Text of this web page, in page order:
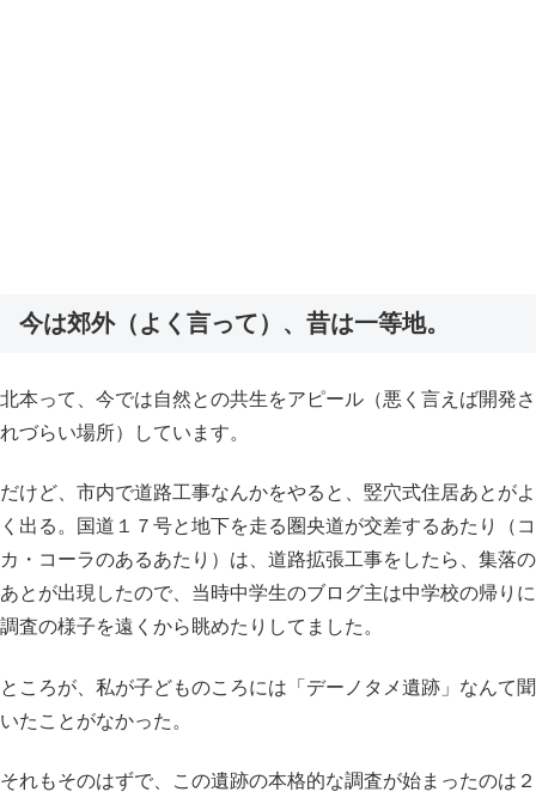
今は郊外（よく言って）、昔は一等地。
北本って、今では自然との共生をアピール（悪く言えば開発さ
れづらい場所）しています。
だけど、市内で道路工事なんかをやると、竪穴式住居あとがよ
く出る。国道１７号と地下を走る圏央道が交差するあたり（コ
カ・コーラのあるあたり）は、道路拡張工事をしたら、集落の
あとが出現したので、当時中学生のブログ主は中学校の帰りに
調査の様子を遠くから眺めたりしてました。
ところが、私が子どものころには「デーノタメ遺跡」なんて聞
いたことがなかった。
それもそのはずで、この遺跡の本格的な調査が始まったのは２